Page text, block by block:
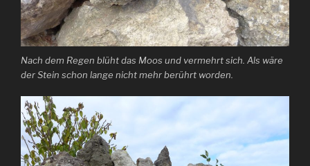
Nach dem Regen blüht das Moos und vermehrt sich. Als wäre
der Stein schon lange nicht mehr berührt worden.